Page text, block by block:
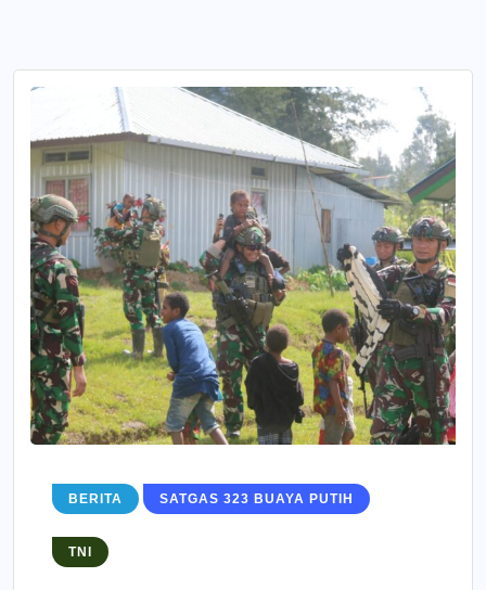
BERITA SATGAS 323 BUAYA PUTIH
TNI